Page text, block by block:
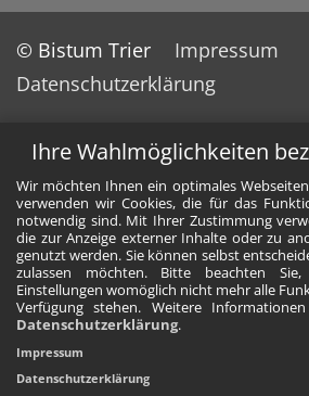
Ihre Wahlmöglichkeiten
Wir möchten Ihnen ein optimales
verwenden wir Cookies, die für das
notwendig sind. Mit Ihrer Zustimmung
die zur Anzeige externer Inhalte oder zu
genutzt werden. Sie können selbst
zulassen möchten. Bitte beachten
Einstellungen womöglich nicht mehr alle
Verfügung stehen. Weitere
Datenschutzerklärung.
Impressum
Datenschutzerklärung
© Bistum Trier
Impressum
Datenschutzerklärung